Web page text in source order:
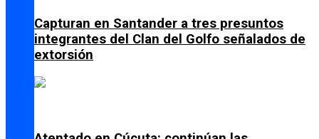
Capturan en Santander a tres presuntos
integrantes del Clan del Golfo señalados de
extorsión